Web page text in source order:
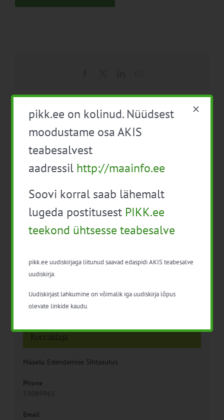
Mahepõllumajanduse
Taimekaitsevahendite
Detailid
28. nov. 2020
Korraldaja
Maaelu Edendamise Sihtasutus
Phone
53089961
Email
pikk.ee on kolinud. Nüüdsest
moodustame osa AKIS
teabesalvest
aadressil http://maainfo.ee
Soovi korral saab lähemalt
lugeda postitusest PIKK.ee
teekond ühtsesse teabesalve
pikk.ee uudiskirjaga liitunud saavad edaspidi AKIS teabesalve
uudiskirja.
Uudiskirjast lahkumine on võimalik iga uudiskirja lõpus
olevate linkide kaudu.